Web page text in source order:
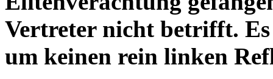
Vertreter nicht betrifft.
um keinen rein linken